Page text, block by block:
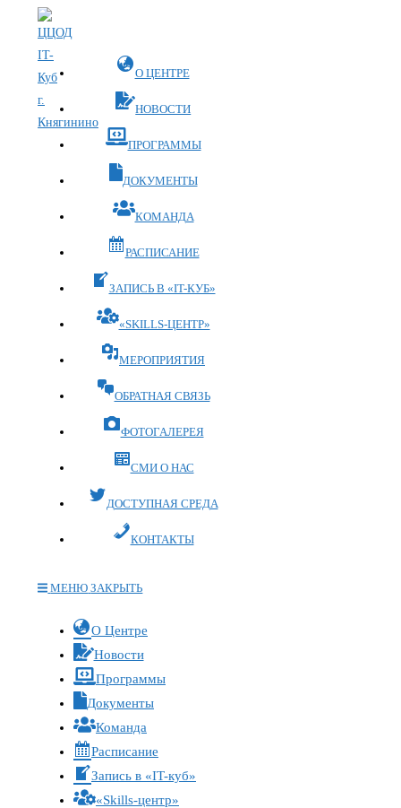
Перейти
к
содержимому
О ЦЕНТРЕ
НОВОСТИ
ПРОГРАММЫ
ДОКУМЕНТЫ
КОМАНДА
РАСПИСАНИЕ
ЗАПИСЬ В «IT-КУБ»
«SKILLS-ЦЕНТР»
МЕРОПРИЯТИЯ
ОБРАТНАЯ СВЯЗЬ
ФОТОГАЛЕРЕЯ
СМИ О НАС
ДОСТУПНАЯ СРЕДА
КОНТАКТЫ
МЕНЮ ЗАКРЫТЬ
Переключите
кнопку,
чтобы
развернуть
свернуть
меню
О Центре
Новости
Программы
Документы
Команда
Расписание
Запись в «IT-куб»
«Skills-центр»